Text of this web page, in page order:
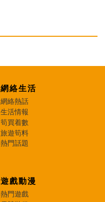
網絡生活
網絡熱話
生活情報
筍買着數
旅遊筍料
熱門話題
遊戲動漫
熱門遊戲